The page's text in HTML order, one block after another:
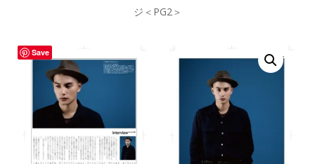
ジ＜PG2＞
Save